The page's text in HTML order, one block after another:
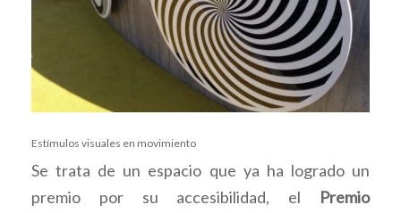
Estímulos visuales en movimiento
Se trata de un espacio que ya ha logrado un
premio por su accesibilidad, el Premio